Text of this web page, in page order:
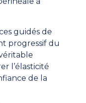
guidés de
progressif du
l’élasticité
de la